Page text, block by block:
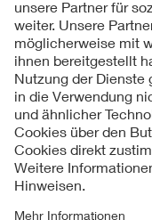
Kontakte
Service
Impressum
Datenschutzinformationen
Cookie Hinweise